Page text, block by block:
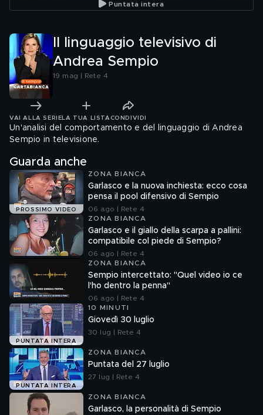
Puntata intera
Il linguaggio televisivo di
Andrea Sempio
19 mag | Rete 4
VAI ALLA SERIE LA TUA LISTA CONDIVIDI
Un'analisi del comportamento e del linguaggio di Andrea
Sempio in televisione.
Guarda anche
PROSSIMO VIDEO
ZONA BIANCA
Garlasco e la nuova inchiesta: ecco cosa
pensa il pool difensivo di Sempio
06 ago | Rete 4
ZONA BIANCA
Garlasco e il giallo della scarpa a pallini:
compatibile col piede di Sempio?
06 ago | Rete 4
ZONA BIANCA
Sempio intercettato: "Quel video io ce
l'ho dentro la penna"
06 ago | Rete 4
PUNTATA INTERA
10 MINUTI
Giovedì 30 luglio
30 lug | Rete 4
PUNTATA INTERA
ZONA BIANCA
Puntata del 27 luglio
27 lug | Rete 4
ZONA BIANCA
Garlasco, la personalità di Sempio